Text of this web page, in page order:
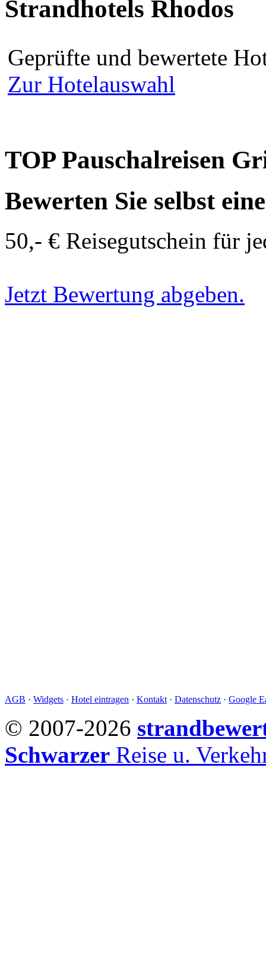
Strandhotels Rhodos
Geprüfte und bewertete
Zur Hotelauswahl
TOP Pauschalreisen
Bewerten Sie selbst
50,- € Reisegutschein für
Jetzt Bewertung abgeben.
AGB · Widgets · Hotel eintragen · Kontakt · Datenschutz · Google
© 2007-2026
Schwarzer Reise u.